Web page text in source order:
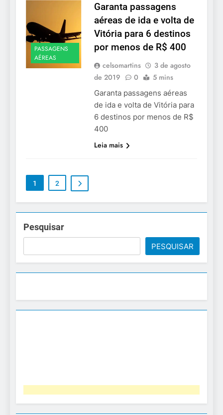
PASSAGENS
AÉREAS
Garanta passagens
aéreas de ida e volta de
Vitória para 6 destinos
por menos de R$ 400
celsomartins
3 de agosto
de 2019
0 5 mins
Garanta passagens aéreas
de ida e volta de Vitória para
6 destinos por menos de R$
400
Leia mais
1 2
Pesquisar
PESQUISAR